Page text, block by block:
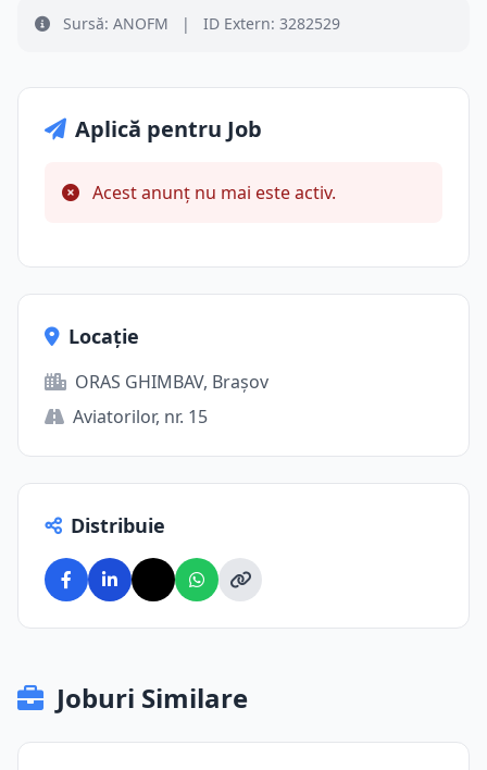
Sursă: ANOFM | ID Extern: 3282529
Aplică pentru Job
Acest anunț nu mai este activ.
Locație
ORAS GHIMBAV, Brașov
Aviatorilor, nr. 15
Distribuie
Joburi Similare